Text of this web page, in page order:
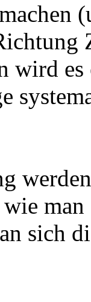
wird
sich